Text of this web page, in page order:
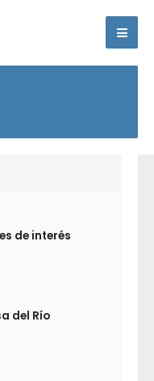
de interés
del Río